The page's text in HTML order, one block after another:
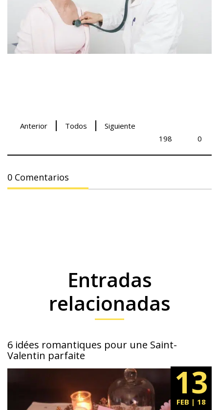
Anterior Todos
Siguiente
0
198
0 Comentarios
Entradas
relacionadas
6 idées romantiques pour une Saint-
Valentin parfaite
13
FEB | 18